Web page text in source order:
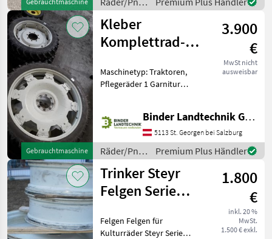
/ BKT
Gebrauchtmaschine
Kleber
Komplettrad-
3.900
€
MwSt nicht
ausweisbar
Maschinetyp: Traktoren,
Pflegeräder 1 Garnitur
Hinten 230/95R48
Zentrierung 220mm
Lochkreis 8x275 Vorne
230/95R32 Zentr
Binder Landtechnik GmbH & CoKG
5113 St. Georgen bei Salzburg
Räder/Pneu/Felgen
/ Kleber
Premium Plus Händler
Trinker Steyr
Felgen Serie
48
1.800
€
inkl. 20 %
MwSt.
1.500 € exkl.
Felgen Felgen für
Kulturräder Steyr Serie